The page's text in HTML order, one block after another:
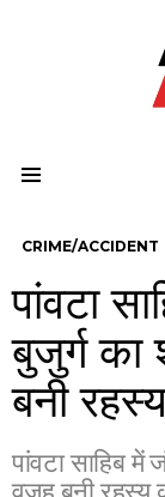
CRIME/ACCIDENT
पांवटा
बुजुर्ग
बनी
पांवटा साहिब में